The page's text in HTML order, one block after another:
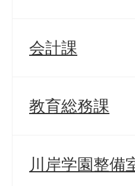
会計課
教育総務課
川岸学園整備